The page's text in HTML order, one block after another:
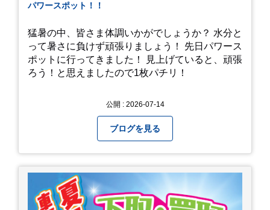
パワースポット！！
猛暑の中、皆さま体調いかがでしょうか？ 水分と
って暑さに負けず頑張りましょう！ 先日パワース
ポットに行ってきました！ 見上げていると、頑張
ろう！と思えましたので1枚パチリ！
公開 : 2026-07-14
ブログを見る